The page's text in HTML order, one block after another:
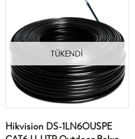
TÜKENDI
Hikvision DS-1LN6OUSPE